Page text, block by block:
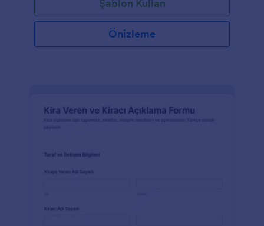
Şablon Kullan
Önizleme